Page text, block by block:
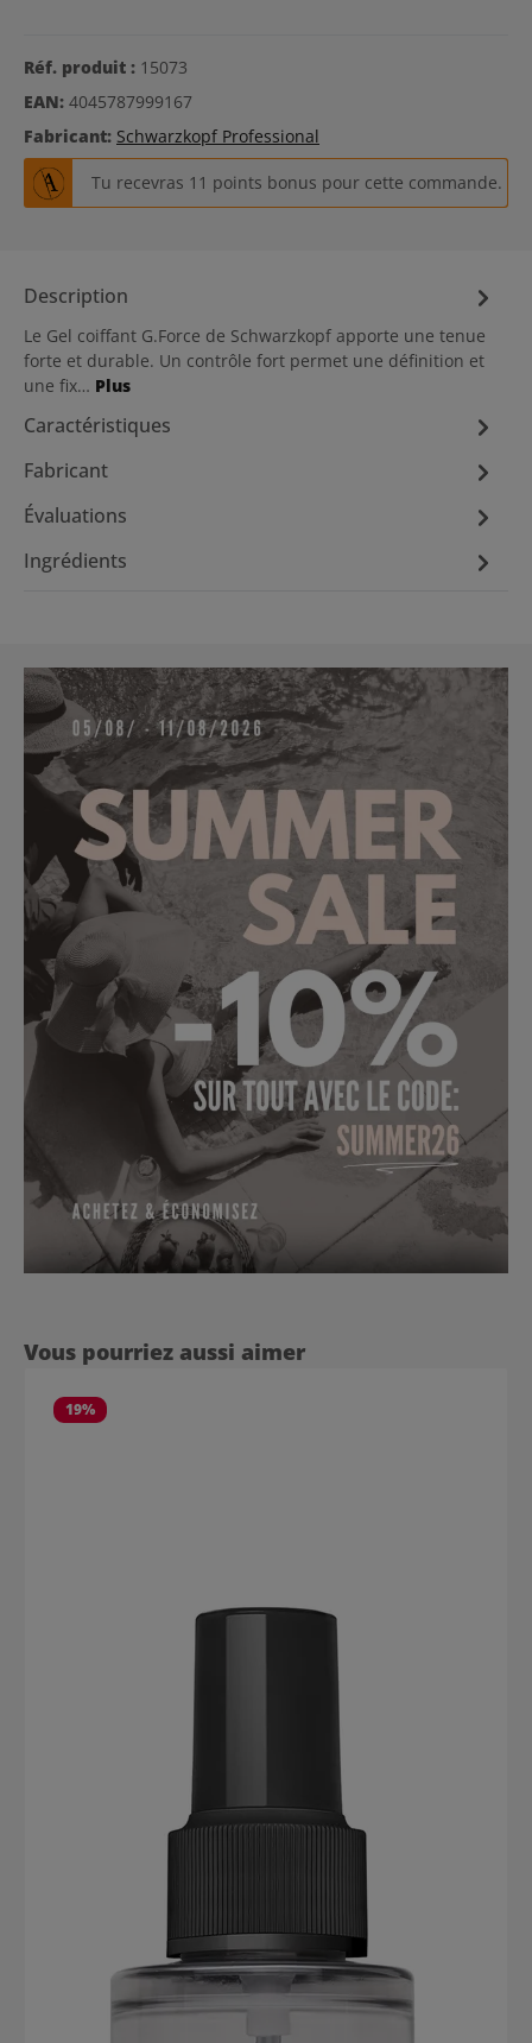
Réf. produit : 15073
EAN: 4045787999167
Fabricant: Schwarzkopf Professional
Tu recevras 11 points bonus pour cette commande.
Description
Le Gel coiffant G.Force de Schwarzkopf apporte une tenue
forte et durable. Un contrôle fort permet une définition et
une fix… Plus
Caractéristiques
Fabricant
Évaluations
Ingrédients
Ignorer la galerie de produits
Vous pourriez aussi aimer
19%